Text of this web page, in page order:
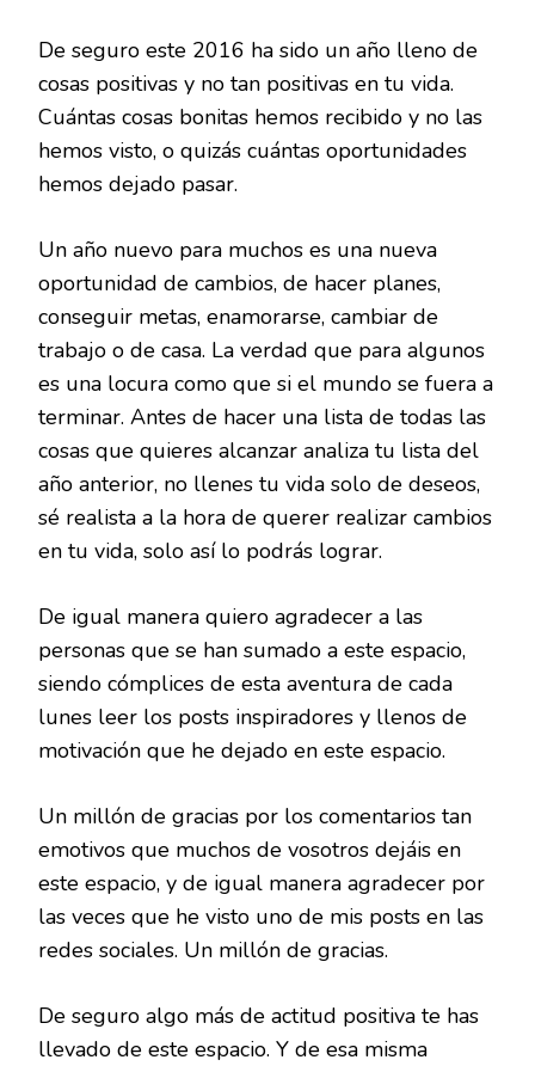
De seguro este 2016 ha sido un año lleno de
cosas positivas y no tan positivas en tu vida.
Cuántas cosas bonitas hemos recibido y no las
hemos visto, o quizás cuántas oportunidades
hemos dejado pasar.
Un año nuevo para muchos es una nueva
oportunidad de cambios, de hacer planes,
conseguir metas, enamorarse, cambiar de
trabajo o de casa. La verdad que para algunos
es una locura como que si el mundo se fuera a
terminar. Antes de hacer una lista de todas las
cosas que quieres alcanzar analiza tu lista del
año anterior, no llenes tu vida solo de deseos,
sé realista a la hora de querer realizar cambios
en tu vida, solo así lo podrás lograr.
De igual manera quiero agradecer a las
personas que se han sumado a este espacio,
siendo cómplices de esta aventura de cada
lunes leer los posts inspiradores y llenos de
motivación que he dejado en este espacio.
Un millón de gracias por los comentarios tan
emotivos que muchos de vosotros dejáis en
este espacio, y de igual manera agradecer por
las veces que he visto uno de mis posts en las
redes sociales. Un millón de gracias.
De seguro algo más de actitud positiva te has
llevado de este espacio. Y de esa misma